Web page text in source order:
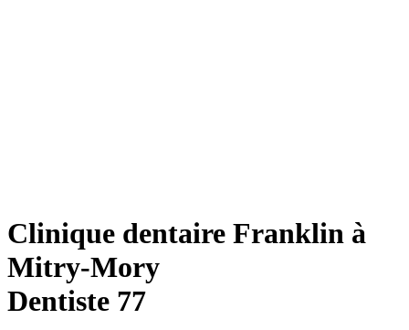
Clinique dentaire Franklin à
Mitry-Mory
Dentiste 77